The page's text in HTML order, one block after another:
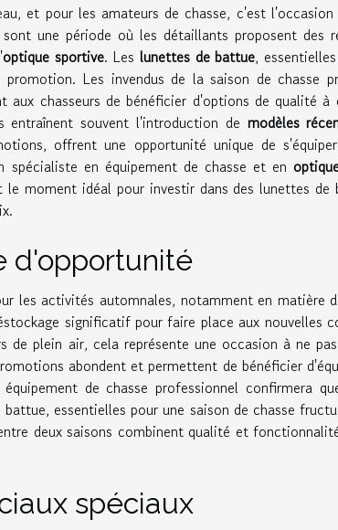
et pour les amateurs de chasse, c'est l'occasion
une période où les détaillants proposent des
optique sportive. Les lunettes de battue,
Les invendus de la saison de chasse
chasseurs de bénéficier d'options de qualité à
souvent l'introduction de modèles
offrent une opportunité unique de
en équipement de chasse et en
moment idéal pour investir dans des lunettes de
d'opportunité
les activités automnales, notamment en matière
significatif pour faire place aux nouvelles
de plein air, cela représente une occasion à ne
abondent et permettent de bénéficier
de chasse professionnel confirmera
essentielles pour une saison de chasse
deux saisons combinent qualité et
spéciaux